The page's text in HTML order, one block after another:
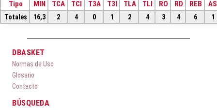
Tipo MIN TCA TCI T3A T3I TLA TLI RO RD REB
Totales 16,3 2 4 0 1 2 4 3 4 6 1
DBASKET
Normas de Uso
Glosario
Contacto
BÚSQUEDA